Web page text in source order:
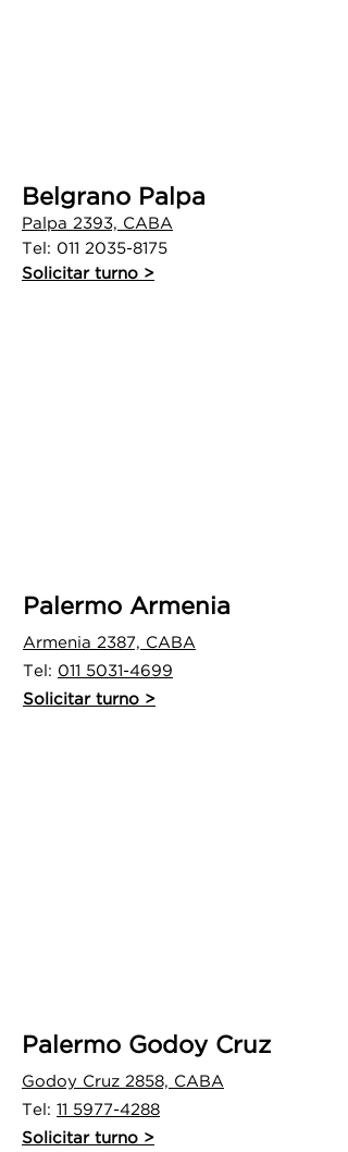
Belgrano Palpa
Palpa 2393, CABA
Tel: 011 2035-8175
Solicitar turno >
Palermo Armenia
Armenia 2387, CABA
Tel: 011 5031-4699
Solicitar turno >
Palermo Godoy Cruz
Godoy Cruz 2858, CABA
Tel:
11 5977-4288
Solicitar turno >